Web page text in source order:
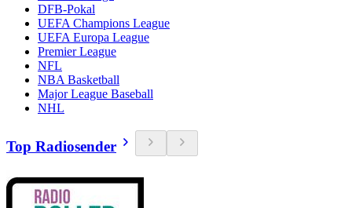
DFB-Pokal
UEFA Champions League
UEFA Europa League
Premier League
NFL
NBA Basketball
Major League Baseball
NHL
Top Radiosender